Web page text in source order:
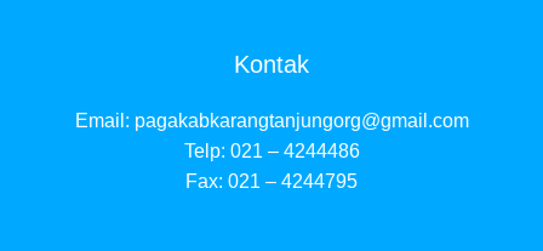
Kontak
Email: pagakabkarangtanjungorg@gmail.com
Telp: 021 – 4244486
Fax: 021 – 4244795